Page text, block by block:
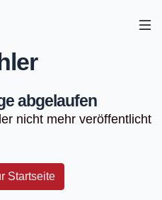
abgelaufen
nicht mehr veröffentlicht
Startseite